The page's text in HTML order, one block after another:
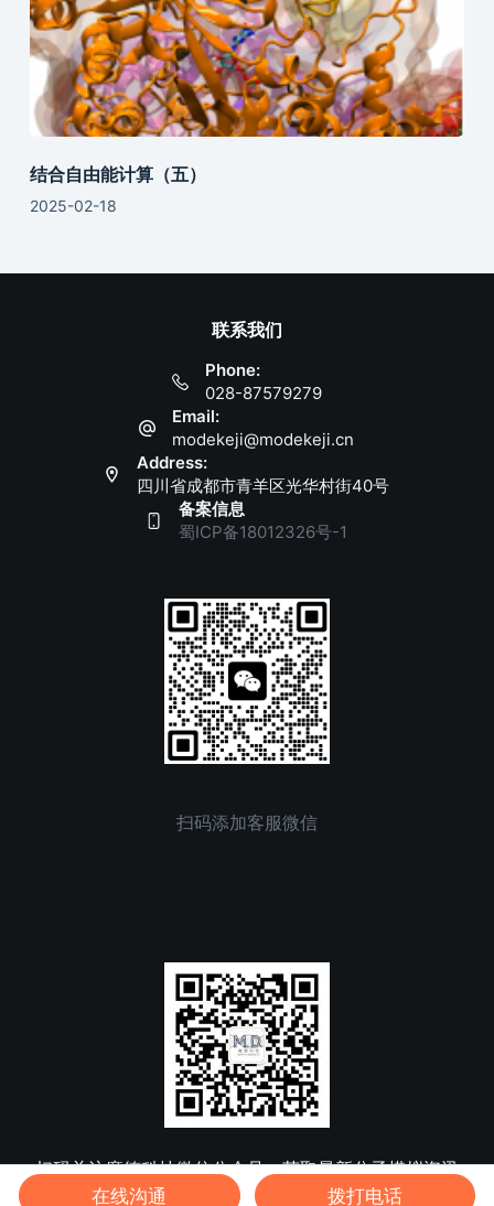
结合自由能计算（五）
2025-02-18
联系我们
Phone:
028-87579279
Email:
modekeji@modekeji.cn
Address:
四川省成都市青羊区光华村街40号
备案信息
蜀ICP备18012326号-1
扫码添加客服微信
扫码关注魔德科技微信公众号，获取最新分子模拟资讯
在线沟通
拨打电话